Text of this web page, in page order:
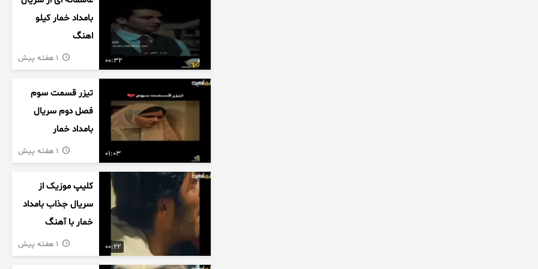
00:32
بامداد خمار کیلو
اهنگ
01:03
تیزر قسمت سوم
فصل دوم سریال
بامداد خمار
00:22
کلیپ موزیک از
سریال جذاب بامداد
خمار با آهنگ
عاشقانه